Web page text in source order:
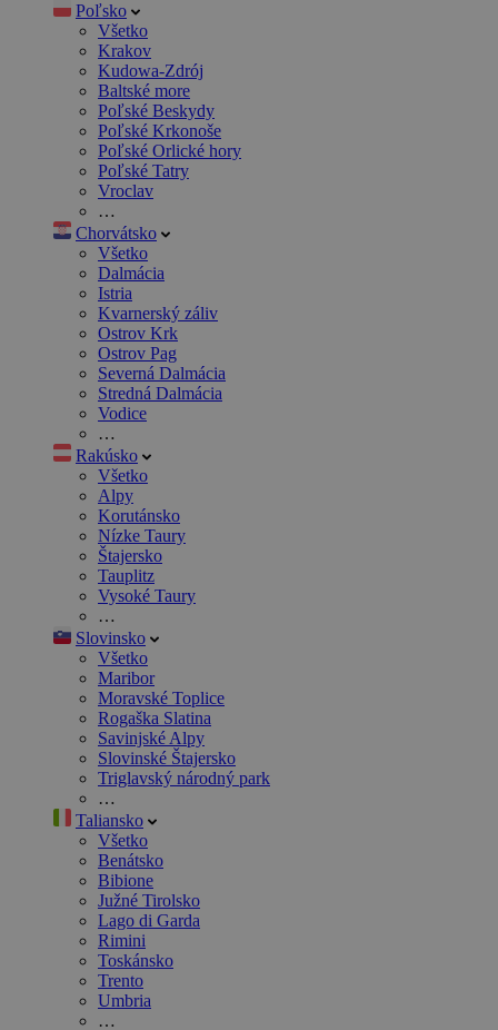
Poľsko
Všetko
Krakov
Kudowa-Zdrój
Baltské more
Poľské Beskydy
Poľské Krkonoše
Poľské Orlické hory
Poľské Tatry
Vroclav
…
Chorvátsko
Všetko
Dalmácia
Istria
Kvarnerský záliv
Ostrov Krk
Ostrov Pag
Severná Dalmácia
Stredná Dalmácia
Vodice
…
Rakúsko
Všetko
Alpy
Korutánsko
Nízke Taury
Štajersko
Tauplitz
Vysoké Taury
…
Slovinsko
Všetko
Maribor
Moravské Toplice
Rogaška Slatina
Savinjské Alpy
Slovinské Štajersko
Triglavský národný park
…
Taliansko
Všetko
Benátsko
Bibione
Južné Tirolsko
Lago di Garda
Rimini
Toskánsko
Trento
Umbria
…